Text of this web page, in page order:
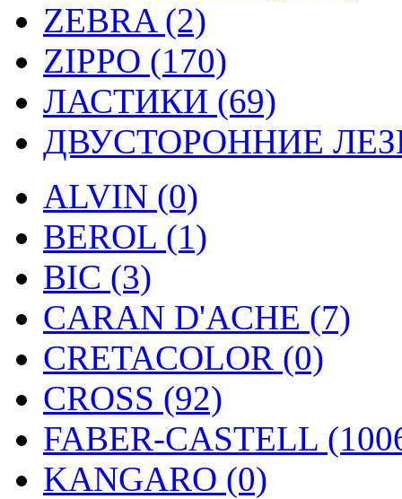
ZEBRA (2)
ZIPPO (170)
ЛАСТИКИ (69)
ДВУСТОРОННИЕ
ALVIN (0)
BEROL (1)
BIC (3)
CARAN D'ACHE (7)
CRETACOLOR (0)
CROSS (92)
FABER-CASTELL
KANGARO (0)